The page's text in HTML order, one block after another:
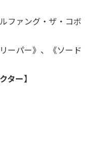
ファング・ザ・コボ
ーパー》、《ソード
ター】